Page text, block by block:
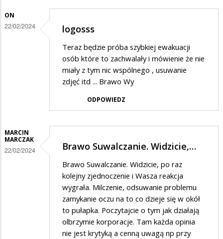
burzyć…
w
odpowiedzi
na
ON
22/02/2024 logosss
Teraz będzie próba szybkiej ewakuacji
osób które to zachwalały i mówienie że nie
miały z tym nic wspólnego , usuwanie
zdjęć itd ... Brawo Wy
ODPOWIEDZ
MARCIN
MARCZAK
22/02/2024 Brawo Suwalczanie. Widzicie,…
Brawo Suwalczanie. Widzicie, po raz
kolejny zjednoczenie i Wasza reakcja
wygrała. Milczenie, odsuwanie problemu
zamykanie oczu na to co dzieje się w okół
to pułapka. Poczytajcie o tym jak działają
olbrzymie korporacje. Tam każda opinia
nie jest krytyką a cenną uwagą np przy